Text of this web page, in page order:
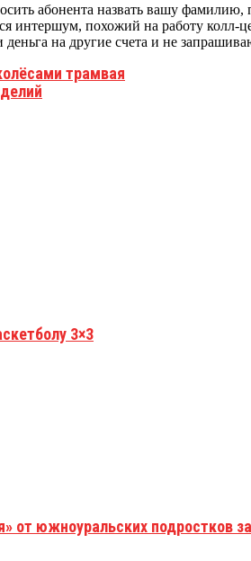
абонента назвать вашу фамилию,
интершум, похожий на работу
деньга на другие счета и не
трамвая
3×3
от южноуральских подростков